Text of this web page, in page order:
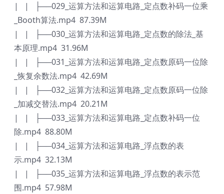
| | ├──029_运算方法和运算电路_定点数补码一位乘
_Booth算法.mp4 87.39M
| | ├──030_运算方法和运算电路_定点数的除法_基
本原理.mp4 31.96M
| | ├──031_运算方法和运算电路_定点数原码一位除
_恢复余数法.mp4 42.69M
| | ├──032_运算方法和运算电路_定点数原码一位除
_加减交替法.mp4 20.21M
| | ├──033_运算方法和运算电路_定点数补码一位
除.mp4 88.80M
| | ├──034_运算方法和运算电路_浮点数的表
示.mp4 32.13M
| | ├──035_运算方法和运算电路_浮点数的表示范
围.mp4 57.98M